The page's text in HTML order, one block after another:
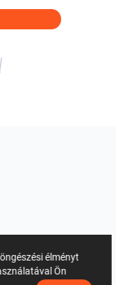
élményt
Ön